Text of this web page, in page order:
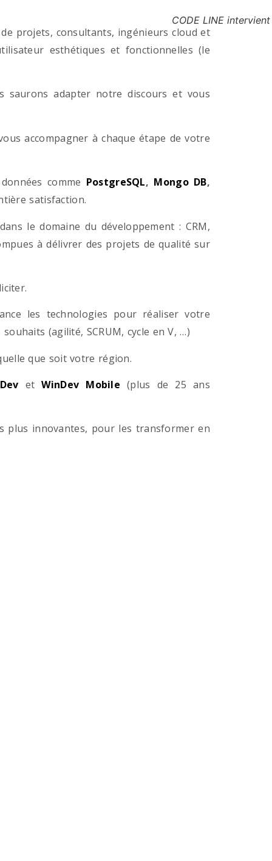
projets, consultants, ingénieurs cloud et
esthétiques et fonctionnelles (le
saurons adapter notre discours et vous
accompagner à chaque étape de votre
comme PostgreSQL, Mongo DB,
satisfaction.
le domaine du développement : CRM,
à délivrer des projets de qualité sur
les technologies pour réaliser votre
(agilité, SCRUM, cycle en V, …)
que soit votre région.
et WinDev Mobile (plus de 25 ans
plus innovantes, pour les transformer en
CODE LINE